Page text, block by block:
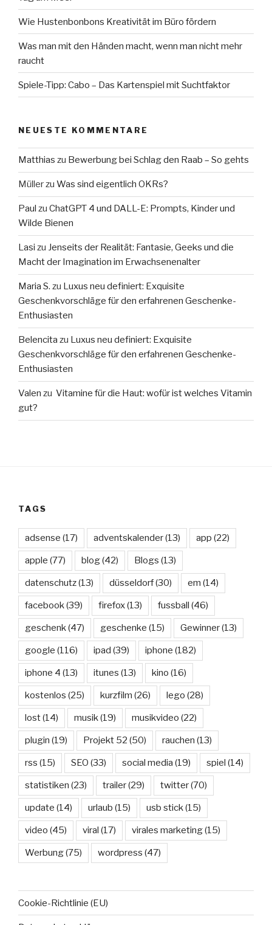
Wie Hustenbonbons Kreativität im Büro fördern
Was man mit den Händen macht, wenn man nicht mehr
raucht
Spiele-Tipp: Cabo – Das Kartenspiel mit Suchtfaktor
NEUESTE KOMMENTARE
Matthias zu Bewerbung bei Schlag den Raab – So gehts
Müllerzu Was sind eigentlich OKRs?
Paul zu ChatGPT 4 und DALL-E: Prompts, Kinder und
Wilde Bienen
Lasi zu Jenseits der Realität: Fantasie, Geeks und die
Macht der Imagination im Erwachsenenalter
Maria S. zu Luxus neu definiert: Exquisite
Geschenkvorschläge für den erfahrenen Geschenke-
Enthusiasten
Belencita zu Luxus neu definiert: Exquisite
Geschenkvorschläge für den erfahrenen Geschenke-
Enthusiasten
Valen zu Vitamine für die Haut: wofür ist welches Vitamin
gut?
TAGS
adsense (17) adventskalender(13) app (22)
apple (77) blog(42) Blogs (13)
datenschutz(13) düsseldorf(30) em (14)
facebook(39) firefox(13) fussball (46)
geschenk(47) geschenke (15) Gewinner(13)
google (116) ipad (39) iphone (182)
iphone 4 (13) itunes (13) kino (16)
kostenlos (25) kurzfilm (26) lego (28)
lost(14) musik(19) musikvideo (22)
plugin (19) Projekt 52 (50) rauchen (13)
rss (15) SEO (33) social media (19) spiel (14)
statistiken (23) trailer(29) twitter(70)
update (14) urlaub (15) usb stick(15)
video (45) viral (17) virales marketing(15)
Werbung(75) wordpress (47)
Cookie-Richtlinie (EU)